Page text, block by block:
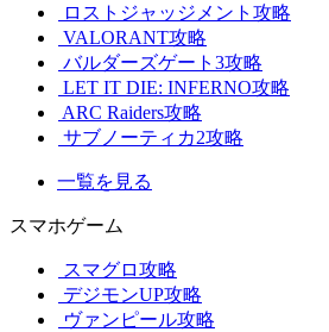
ロストジャッジメント攻略
VALORANT攻略
バルダーズゲート3攻略
LET IT DIE: INFERNO攻略
ARC Raiders攻略
サブノーティカ2攻略
一覧を見る
スマホゲーム
スマグロ攻略
デジモンUP攻略
ヴァンピール攻略